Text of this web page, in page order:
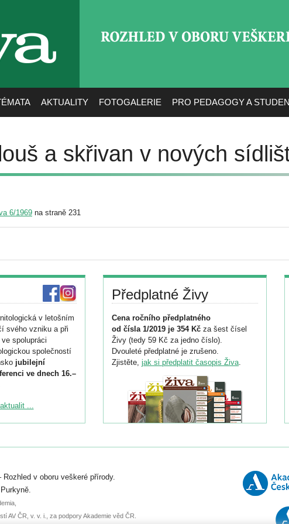
AKTUALITY FOTOGALERIE PRO PEDAGOGY A
a skřivan v nových
6/1969 na straně 231
v letošním
svého vzniku a při
spolupráci
společností
jubilejní
ve dnech 16.–
ke konferenci
do 6. září.
nebo
...
Předplatné Živy
Cena ročního předplatného
od čísla 1/2019 je 354 Kč za šest čísel
Živy (tedy 59 Kč za jedno číslo).
Dvouleté předplatné je zrušeno.
Zjistěte, jak si předplatit časopis Živa.
v oboru veškeré přírody.
AV ČR, v. v. i., za podpory Akademie věd ČR.